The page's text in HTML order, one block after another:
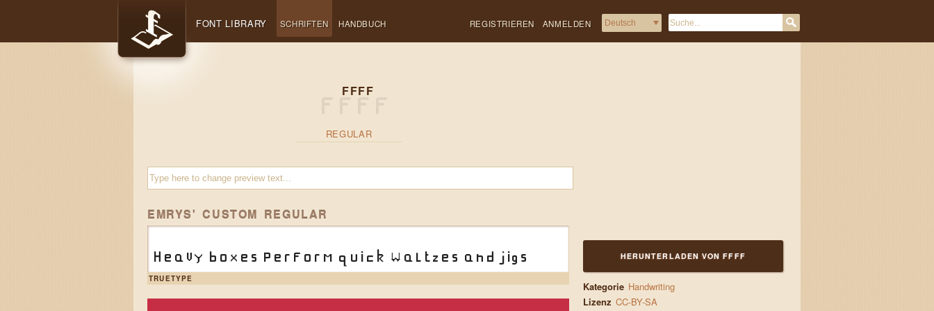
REGISTRIEREN ANMELDEN
FONT LIBRARY SCHRIFTEN HANDBUCH
FFFF
REGULAR
EMRYS' CUSTOM REGULAR
Heavy boxes perform quick waltzes and jigs
TRUETYPE
HERUNTERLADEN VON FFFF
Kategorie Handwriting
Lizenz CC-BY-SA